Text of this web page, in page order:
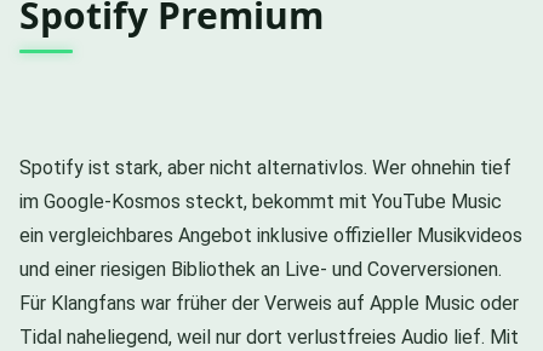
Spotify Premium
Spotify ist stark, aber nicht alternativlos. Wer ohnehin tief
im Google-Kosmos steckt, bekommt mit YouTube Music
ein vergleichbares Angebot inklusive offizieller Musikvideos
und einer riesigen Bibliothek an Live- und Coverversionen.
Für Klangfans war früher der Verweis auf Apple Music oder
Tidal naheliegend, weil nur dort verlustfreies Audio lief. Mit